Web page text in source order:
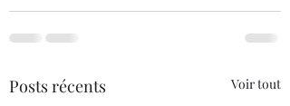
Posts récents Voir tout